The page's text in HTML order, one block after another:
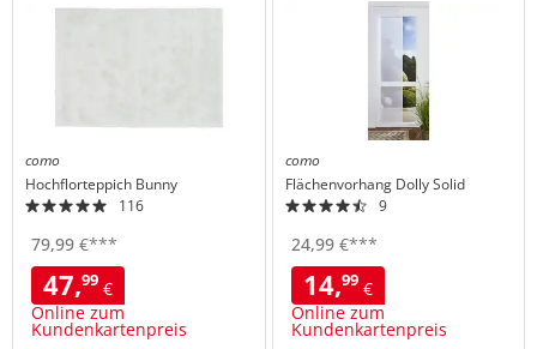
como
Hochflorteppich Bunny
116
79,99 €***
47,99 €
Online zum
Kundenkartenpreis
como
Flächenvorhang Dolly Solid
9
24,99€***
14,99€
Online zum
Kundenkartenpreis